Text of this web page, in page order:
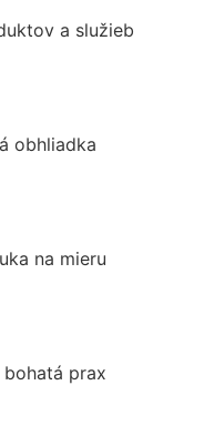
a služieb
obhliadka
na mieru
prax